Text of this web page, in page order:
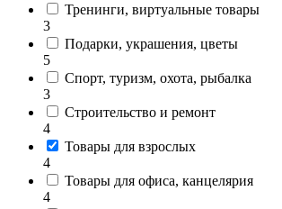
Тренинги, виртуальные товары
3
Подарки, украшения, цветы
5
Спорт, туризм, охота, рыбалка
3
Строительство и ремонт
4
Товары для взрослых
4
Товары для офиса, канцелярия
4